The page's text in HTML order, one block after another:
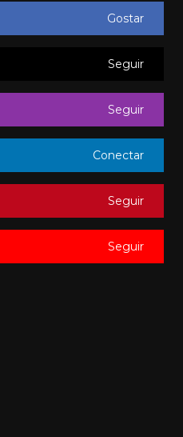
Gostar
Seguir
Seguir
Conectar
Seguir
Seguir